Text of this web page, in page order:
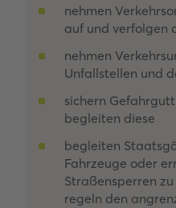
nehmen
auf und verfolgen
nehmen
Unfallstellen und
sichern
begleiten diese
begleiten
Fahrzeuge oder
Straßensperren
regeln den